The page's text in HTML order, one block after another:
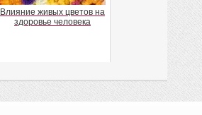
Влияние живых цветов на
здоровье человека